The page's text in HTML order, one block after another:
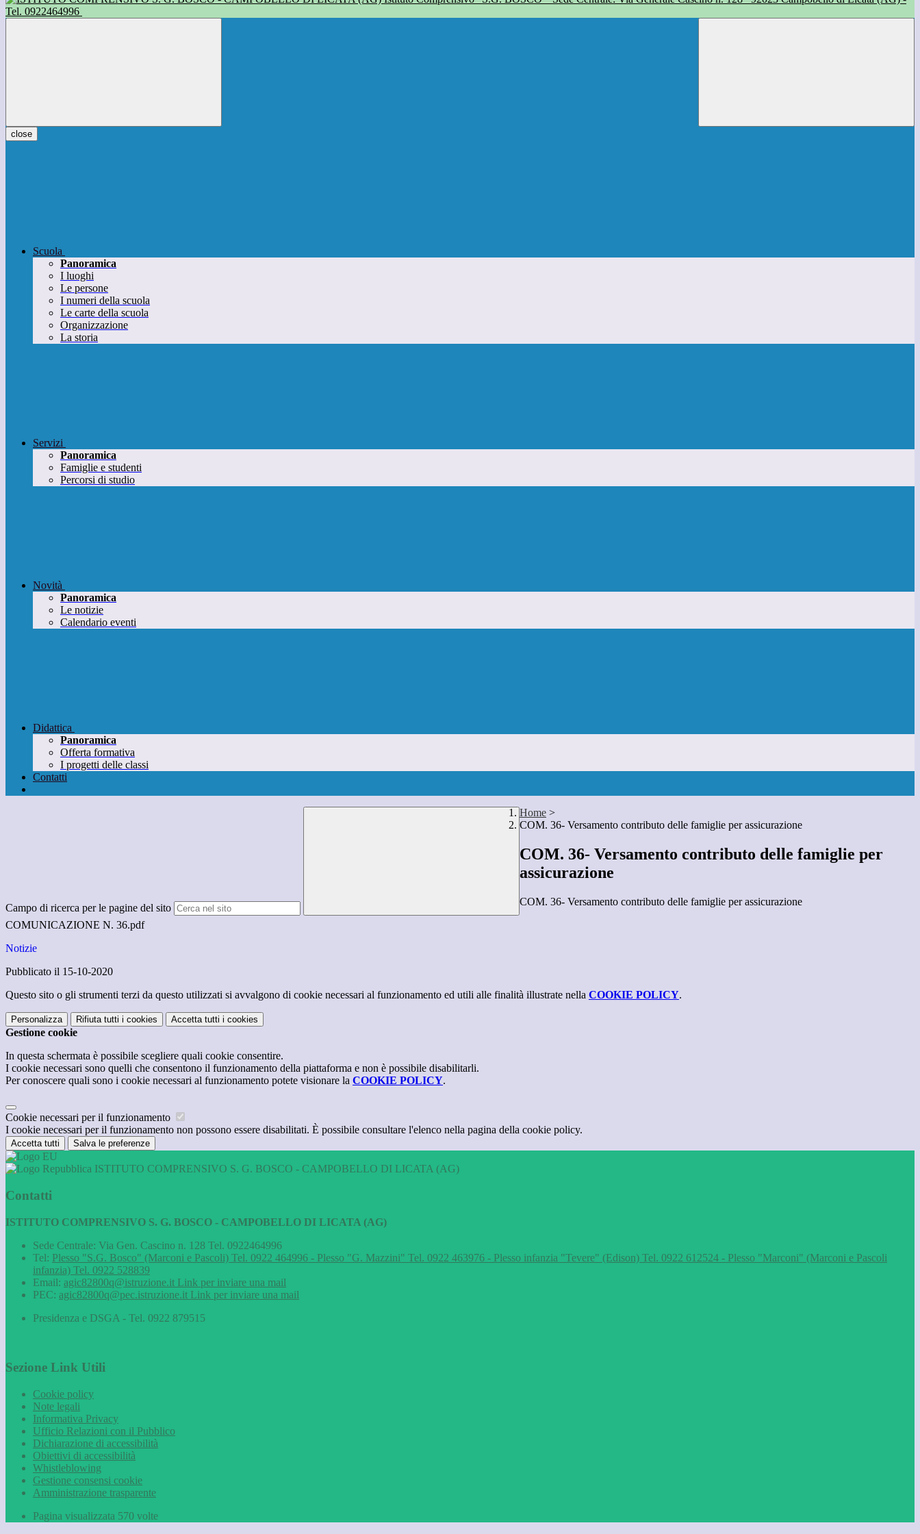
Tel. 0922464996
close
Scuola
Panoramica
I luoghi
Le persone
I numeri della scuola
Le carte della scuola
Organizzazione
La storia
Servizi
Panoramica
Famiglie e studenti
Percorsi di studio
Novità
Panoramica
Le notizie
Calendario eventi
Didattica
Panoramica
Offerta formativa
I progetti delle classi
Contatti
Campo di ricerca per le pagine del sito
Home >
COM. 36- Versamento contributo delle famiglie per assicurazione
COM. 36- Versamento contributo delle famiglie per
assicurazione
COM. 36- Versamento contributo delle famiglie per assicurazione
COMUNICAZIONE N. 36.pdf
Notizie
Pubblicato il 15-10-2020
Questo sito o gli strumenti terzi da questo utilizzati si avvalgono di cookie necessari al funzionamento ed utili alle finalità illustrate nella COOKIE POLICY.
Personalizza Rifiuta tutti i cookies Accetta tutti i cookies
Gestione cookie
In questa schermata è possibile scegliere quali cookie consentire.
I cookie necessari sono quelli che consentono il funzionamento della piattaforma e non è possibile disabilitarli.
Per conoscere quali sono i cookie necessari al funzionamento potete visionare la COOKIE POLICY.
Cookie necessari per il funzionamento
I cookie necessari per il funzionamento non possono essere disabilitati. È possibile consultare l'elenco nella pagina della cookie policy.
Accetta tutti Salva le preferenze
ISTITUTO COMPRENSIVO S. G. BOSCO - CAMPOBELLO DI LICATA (AG)
Contatti
ISTITUTO COMPRENSIVO S. G. BOSCO - CAMPOBELLO DI LICATA (AG)
Sede Centrale: Via Gen. Cascino n. 128 Tel. 0922464996
Tel: Plesso "S.G. Bosco" (Marconi e Pascoli) Tel. 0922 464996 - Plesso "G. Mazzini" Tel. 0922 463976 - Plesso infanzia "Tevere" (Edison) Tel. 0922 612524 - Plesso "Marconi" (Marconi e Pascoli
infanzia) Tel. 0922 528839
Email: agic82800q@istruzione.it Link per inviare una mail
PEC: agic82800q@pec.istruzione.it Link per inviare una mail
Presidenza e DSGA - Tel. 0922 879515
Sezione Link Utili
Cookie policy
Note legali
Informativa Privacy
Ufficio Relazioni con il Pubblico
Dichiarazione di accessibilità
Obiettivi di accessibilità
Whistleblowing
Gestione consensi cookie
Amministrazione trasparente
Pagina visualizzata 570 volte